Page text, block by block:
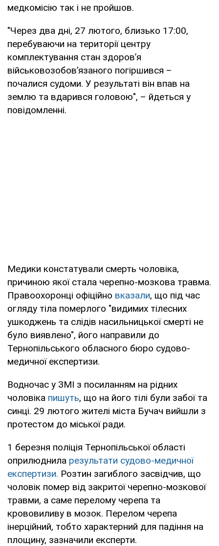
медкомісію так і не пройшов.
"Через два дні, 27 лютого, близько 17:00,
перебуваючи на території центру
комплектування стан здоров’я
військовозобов’язаного погіршився –
почалися судоми. У результаті він впав на
землю та вдарився головою", – йдеться у
повідомленні.
Медики констатували смерть чоловіка,
причиною якої стала черепно-мозкова травма.
Правоохоронці офіційно вказали, що під час
огляду тіла померлого "видимих тілесних
ушкоджень та слідів насильницької смерті не
було виявлено", його направили до
Тернопільського обласного бюро судово-
медичної експертизи.
Водночас у ЗМІ з посиланням на рідних
чоловіка пишуть, що на його тілі були забої та
синці. 29 лютого жителі міста Бучач вийшли з
протестом до міської ради.
1 березня поліція Тернопільської області
оприлюднила результати судово-медичної
експертизи. Розтин загиблого засвідчив, що
чоловік помер від закритої черепно-мозкової
травми, а саме перелому черепа та
крововиливу в мозок. Перелом черепа
інерційний, тобто характерний для падіння на
площину, зазначили експерти.